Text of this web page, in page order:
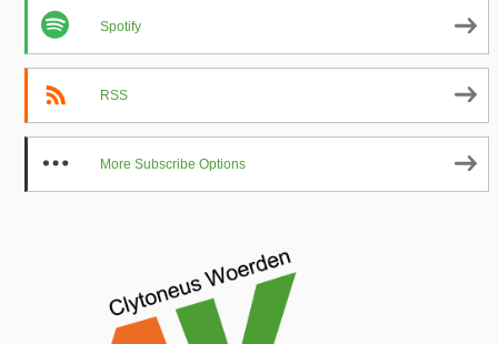
Spotify
RSS
More Subscribe Options